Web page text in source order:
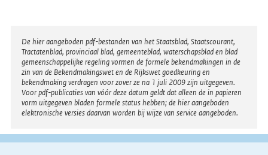
Disclaimer
De hier aangeboden pdf-bestanden van het Staatsblad, Staatscourant,
Tractatenblad, provinciaal blad, gemeenteblad, waterschapsblad en blad
gemeenschappelijke regeling vormen de formele bekendmakingen in de
zin van de Bekendmakingswet en de Rijkswet goedkeuring en
bekendmaking verdragen voor zover ze na 1 juli 2009 zijn uitgegeven.
Voor pdf-publicaties van vóór deze datum geldt dat alleen de in papieren
vorm uitgegeven bladen formele status hebben; de hier aangeboden
elektronische versies daarvan worden bij wijze van service aangeboden.